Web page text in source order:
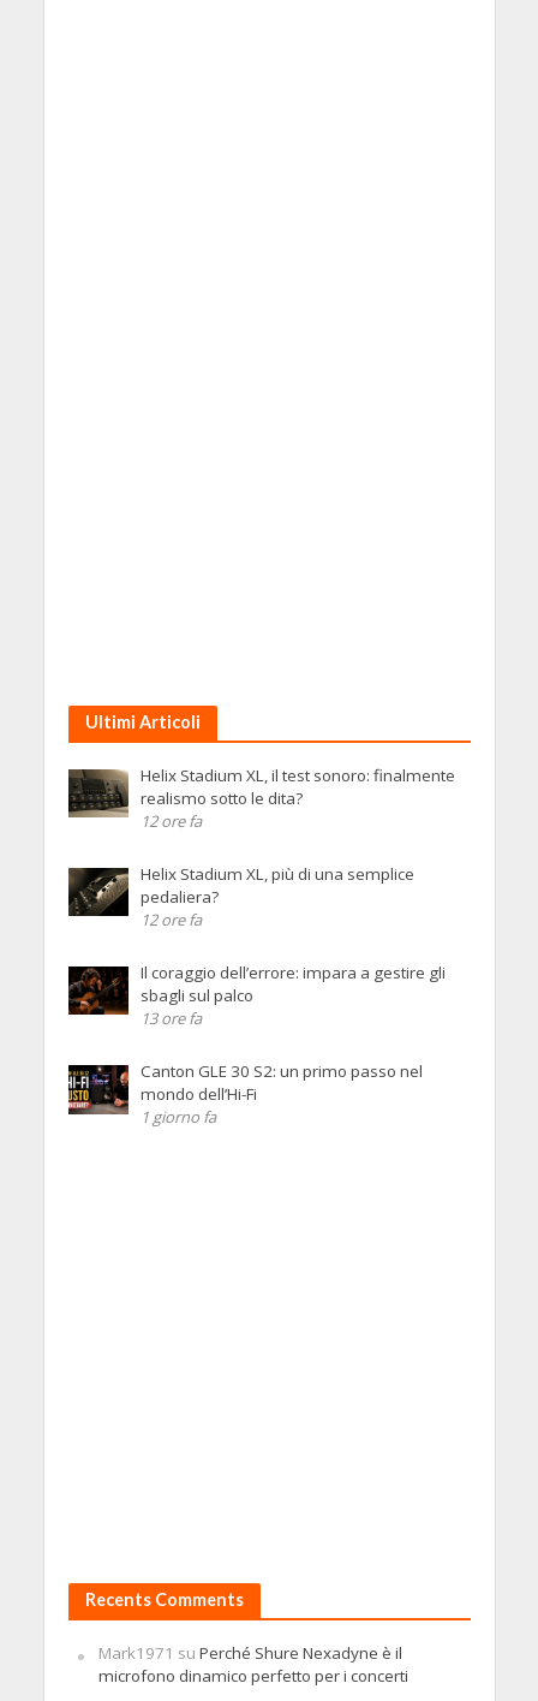
Ultimi Articoli
Helix Stadium XL, il test sonoro: finalmente
realismo sotto le dita?
12 ore fa
Helix Stadium XL, più di una semplice
pedaliera?
12 ore fa
Il coraggio dell’errore: impara a gestire gli
sbagli sul palco
13 ore fa
Canton GLE 30 S2: un primo passo nel
mondo dell’Hi-Fi
1 giorno fa
Recents Comments
Mark1971 su Perché Shure Nexadyne è il
microfono dinamico perfetto per i concerti